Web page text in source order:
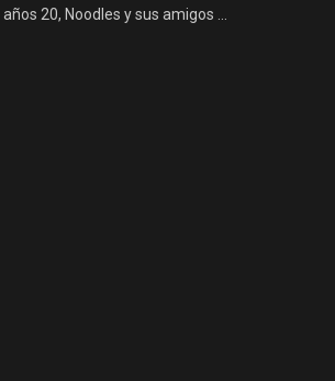
20, Noodles y sus amigos ...